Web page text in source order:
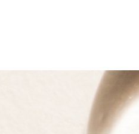
course